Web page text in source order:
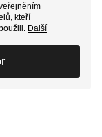
kteří
Další